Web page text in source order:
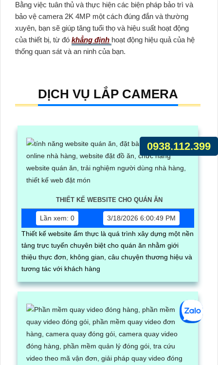
Bằng việc tuân thủ và thực hiện các biện pháp bảo trì và
bảo vệ camera 2K 4MP một cách đúng đắn và thường
xuyên, bạn sẽ giúp tăng tuổi thọ và hiệu suất hoạt động
của thiết bị, từ đó khẳng định hoạt động hiệu quả của hệ
thống quan sát và an ninh của bạn.
DỊCH VỤ LẮP CAMERA
THIẾT KẾ WEBSITE CHO QUÁN ĂN
Lần xem: 0
3/18/2026 6:00:49 PM
Thiết kế website ẩm thực là quá trình xây dựng một nền
tảng trực tuyến chuyên biệt cho quán ăn nhằm giới
thiệu thực đơn, không gian, câu chuyện thương hiệu và
tương tác với khách hàng
0938.112.399